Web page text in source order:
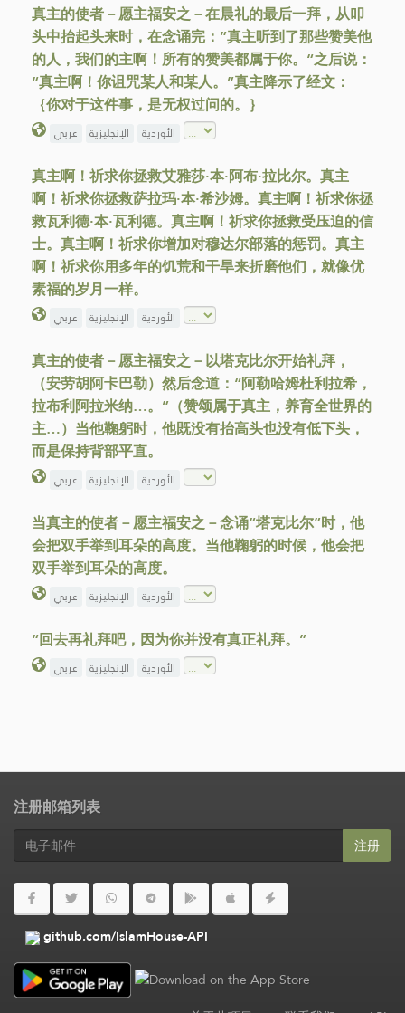
真主的使者－愿主福安之－在晨礼的最后一拜，从叩
头中抬起头来时，在念诵完：”真主听到了那些赞美他
的人，我们的主啊！所有的赞美都属于你。“之后说：
“真主啊！你诅咒某人和某人。”真主降示了经文：
｛你对于这件事，是无权过问的。｝
عربي الإنجليزية الأوردية
真主啊！祈求你拯救艾雅莎·本·阿布·拉比尔。真主
啊！祈求你拯救萨拉玛·本·希沙姆。真主啊！祈求你拯
救瓦利德·本·瓦利德。真主啊！祈求你拯救受压迫的信
士。真主啊！祈求你增加对穆达尔部落的惩罚。真主
啊！祈求你用多年的饥荒和干旱来折磨他们，就像优
素福的岁月一样。
عربي الإنجليزية الأوردية
真主的使者－愿主福安之－以塔克比尔开始礼拜，
（安劳胡阿卡巴勒）然后念道：“阿勒哈姆杜利拉希，
拉布利阿拉米纳…。”（赞颂属于真主，养育全世界的
主…）当他鞠躬时，他既没有抬高头也没有低下头，
而是保持背部平直。
عربي الإنجليزية الأوردية
当真主的使者－愿主福安之－念诵“塔克比尔”时，他
会把双手举到耳朵的高度。当他鞠躬的时候，他会把
双手举到耳朵的高度。
عربي الإنجليزية الأوردية
“回去再礼拜吧，因为你并没有真正礼拜。”
عربي الإنجليزية الأوردية
注册邮箱列表
注册
github.com/IslamHouse-API